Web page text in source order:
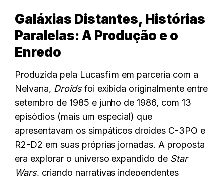
Galáxias Distantes, Histórias
Paralelas: A Produção e o
Enredo
Produzida pela Lucasfilm em parceria com a
Nelvana, Droidsfoi exibida originalmente entre
setembro de 1985 e junho de 1986, com 13
episódios (mais um especial) que
apresentavam os simpáticos droides C-3PO e
R2-D2 em suas próprias jornadas. A proposta
era explorar o universo expandido de Star
Wars, criando narrativas independentes